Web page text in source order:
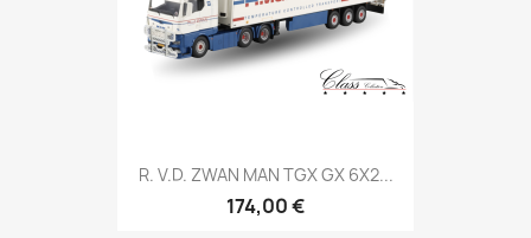
R. V.D. ZWAN MAN TGX GX 6X2...
174,00 €